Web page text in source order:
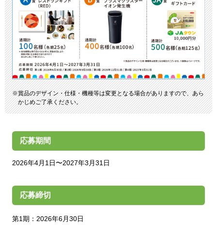
賞品のデザイン・仕様・機種等は変更となる場合がありますので、あら
かじめご了承ください。
応募期間
2026年4月1日〜2027年3月31日
応募締切
第1期：2026年6月30日